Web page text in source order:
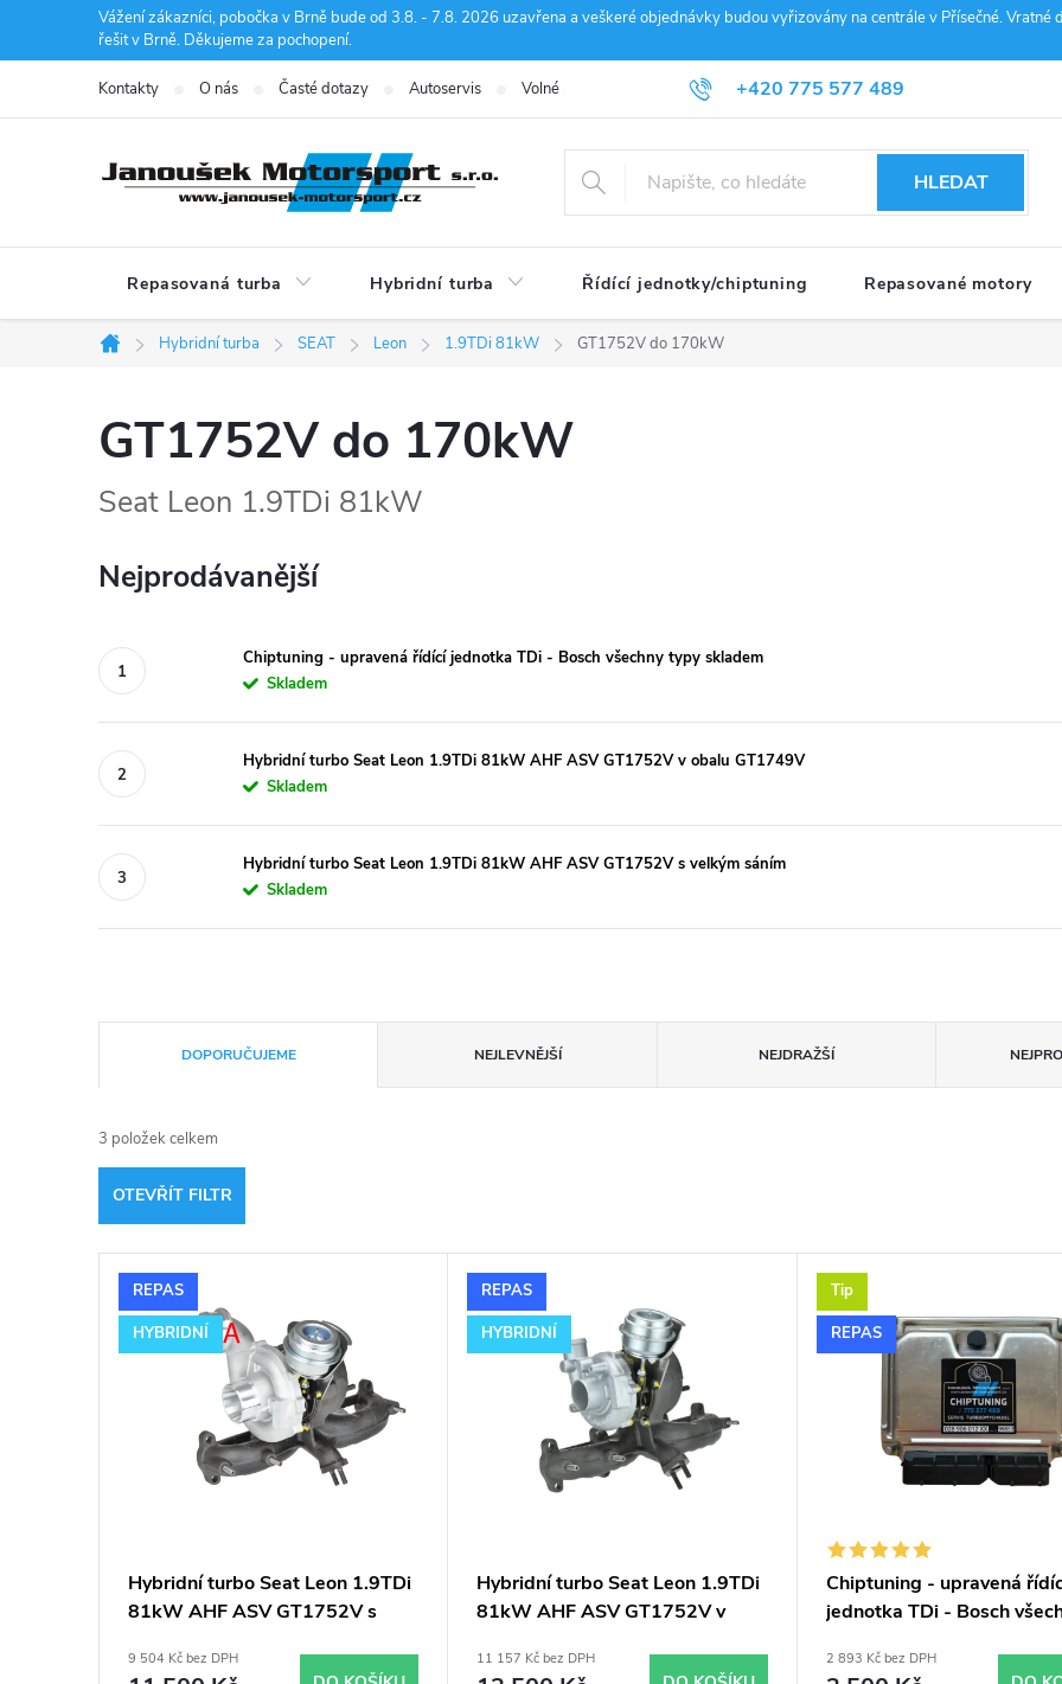
Vážení zákazníci, pobočka v Brně bude od 3.8. - 7.8. 2026 uzavřena a veškeré objednávky budou vyřizovány na centrále v Přísečné.
řešit v Brně. Děkujeme za pochopení.
+420 775 577 489
info@janousek-motorsport.cz
Kontakty O nás Časté dotazy Autoservis Volné pozice Obchodní podmínky Reklamace
HLEDAT
Repasovaná turba Hybridní turba Řídící jednotky/chiptuning Repasované motory
Domů
Hybridní turba SEAT Leon 1.9TDi 81kW GT1752V do 170kW
GT1752V do 170kW
Seat Leon 1.9TDi 81kW
Nejprodávanější
Chiptuning - upravená řídící jednotka TDi - Bosch všechny typy skladem
Skladem
Hybridní turbo Seat Leon 1.9TDi 81kW AHF ASV GT1752V v obalu GT1749V
Skladem
Hybridní turbo Seat Leon 1.9TDi 81kW AHF ASV GT1752V s velkým sáním
Skladem
a
z
e
n
DOPORUČUJEME NEJLEVNĚJŠÍ NEJDRAŽŠÍ
3 položek celkem
OTEVŘÍT FILTR
V
ý
REPAS
HYBRIDNÍ
Hybridní turbo Seat Leon 1.9TDi
81kW AHF ASV GT1752V s
9 504 Kč bez DPH
REPAS
HYBRIDNÍ
Hybridní turbo Seat Leon 1.9TDi
81kW AHF ASV GT1752V v
11 157 Kč bez DPH
Tip
REPAS
Chiptuning - upravená
jednotka TDi - Bosch
2 893 Kč bez DPH